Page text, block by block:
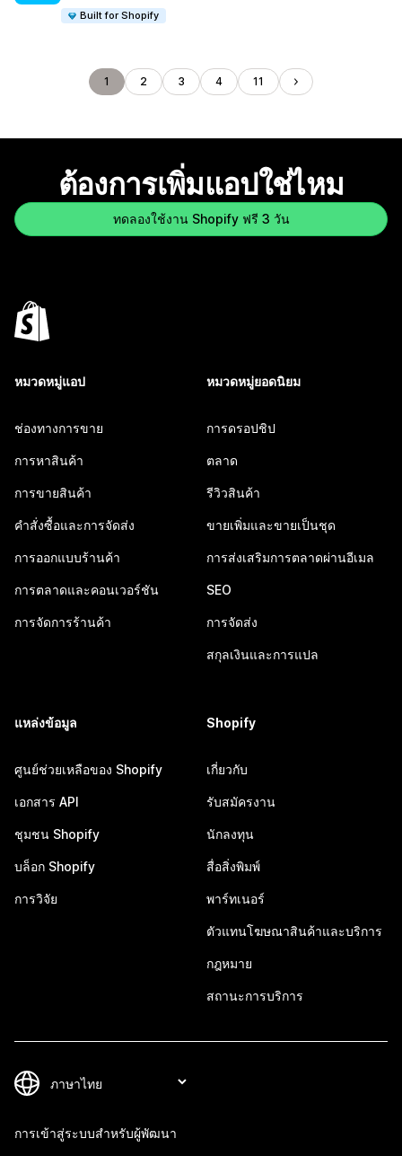
Built for Shopify
1 2 3 4 11
ต้องการเพิ่มแอปใช่ไหม
ทดลองใช้งาน Shopify ฟรี 3 วัน
หมวดหมู่แอป
ช่องทางการขาย
การหาสินค้า
การขายสินค้า
คำสั่งซื้อและการจัดส่ง
การออกแบบร้านค้า
การตลาดและคอนเวอร์ชัน
การจัดการร้านค้า
หมวดหมู่ยอดนิยม
การดรอปชิป
ตลาด
รีวิวสินค้า
ขายเพิ่มและขายเป็นชุด
การส่งเสริมการตลาดผ่านอีเมล
SEO
การจัดส่ง
สกุลเงินและการแปล
แหล่งข้อมูล
ศูนย์ช่วยเหลือของ Shopify
เอกสาร API
ชุมชน Shopify
บล็อก Shopify
การวิจัย
Shopify
เกี่ยวกับ
รับสมัครงาน
นักลงทุน
สื่อสิ่งพิมพ์
พาร์ทเนอร์
ตัวแทนโฆษณาสินค้าและบริการ
กฎหมาย
สถานะการบริการ
การเข้าสู่ระบบสำหรับผู้พัฒนา